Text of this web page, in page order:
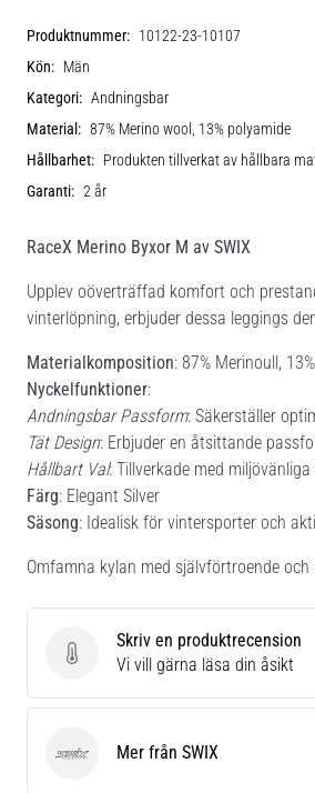
Produktnummer: 10122-23-10107
Kön: Män
Kategori: Andningsbar
Material: 87% Merino wool, 13% polyamide
Hållbarhet: Produkten tillverkat av hållbara
Garanti: 2 år
RaceX Merino Byxor M av SWIX
Upplev oöverträffad komfort och
vinterlöpning, erbjuder dessa leggings
Materialkomposition: 87% Merinoull,
Nyckelfunktioner:
Andningsbar Passform: Säkerställer
Tät Design: Erbjuder en åtsittande
Hållbart Val: Tillverkade med
Färg: Elegant Silver
Säsong: Idealisk för vintersporter och
Omfamna kylan med självförtroende
Skriv en produktrecension
Skriv en produktrecension
Vi vill gärna läsa din åsikt
SWIX Mer från SWIX